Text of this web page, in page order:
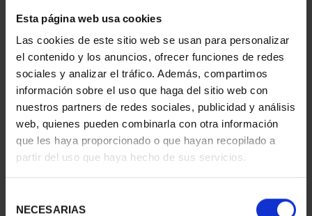
Esta página web usa cookies
Las cookies de este sitio web se usan para personalizar
el contenido y los anuncios, ofrecer funciones de redes
sociales y analizar el tráfico. Además, compartimos
información sobre el uso que haga del sitio web con
nuestros partners de redes sociales, publicidad y análisis
web, quienes pueden combinarla con otra información
que les haya proporcionado o que hayan recopilado a
partir del uso que haya hecho de sus servicios.
NECESARIAS
MARIA DE MAEZTU
(2023) SILVER COIN
€140.00
MARGARITA SALAS
(2024) SILVER COIN
€140.00